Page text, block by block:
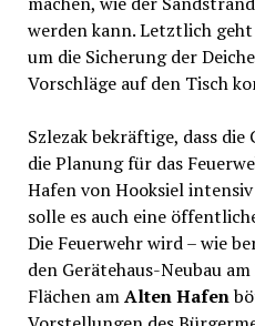
werden kann. Letztlich
um die Sicherung der
Vorschläge auf den Tisch
Szlezak bekräftige, dass die
die Planung für das
Hafen von Hooksiel
solle es auch eine
Die Feuerwehr wird – wie
den Gerätehaus-Neubau
Flächen amAlten Hafen